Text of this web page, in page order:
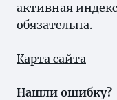
активная
обязательна.
Карта сайта
Нашли ошибку?